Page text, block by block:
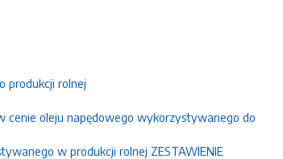
produkcji rolnej
cenie oleju napędowego wykorzystywanego do
w produkcji rolnej ZESTAWIENIE